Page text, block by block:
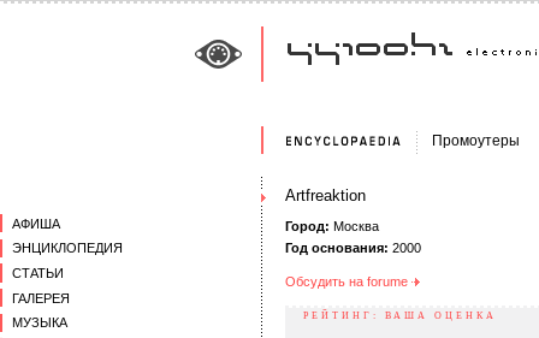
АФИША
ЭНЦИКЛОПЕДИЯ
СТАТЬИ
ГАЛЕРЕЯ
МУЗЫКА
Промоутеры
Artfreaktion
Город: Москва
Год основания: 2000
Обсудить на forumе
РЕЙТИНГ: ВАША ОЦЕНКА